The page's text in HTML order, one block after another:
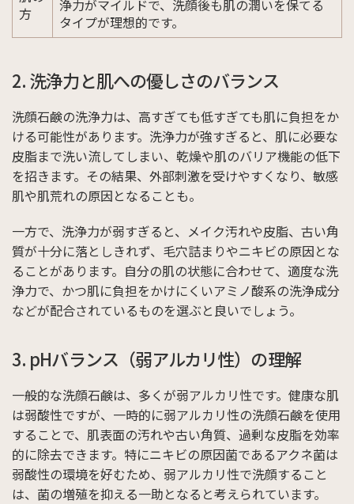
方
浄力がマイルドで、洗顔後も肌の潤いを保てる
タイプが理想的です。
2. 洗浄力と肌への優しさのバランス
洗顔石鹸の洗浄力は、高すぎても低すぎても肌に負担をか
ける可能性があります。洗浄力が強すぎると、肌に必要な
皮脂まで洗い流してしまい、乾燥や肌のバリア機能の低下
を招きます。その結果、外部刺激を受けやすくなり、敏感
肌や肌荒れの原因となることも。
一方で、洗浄力が弱すぎると、メイク汚れや皮脂、古い角
質が十分に落としきれず、毛穴詰まりやニキビの原因とな
ることがあります。自分の肌の状態に合わせて、適度な洗
浄力で、かつ肌に負担をかけにくいアミノ酸系の洗浄成分
などが配合されているものを選ぶと良いでしょう。
3. pHバランス（弱アルカリ性）の理解
一般的な洗顔石鹸は、多くが弱アルカリ性です。健康な肌
は弱酸性ですが、一時的に弱アルカリ性の洗顔石鹸を使用
することで、肌表面の汚れや古い角質、過剰な皮脂を効率
的に除去できます。特にニキビの原因菌であるアクネ菌は
弱酸性の環境を好むため、弱アルカリ性で洗顔すること
は、菌の増殖を抑える一助となると考えられています。